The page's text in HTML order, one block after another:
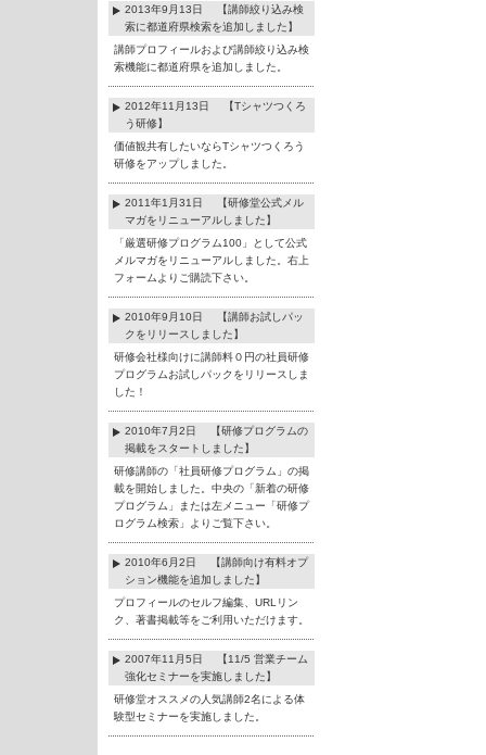
2013年9月13日 【講師絞り込み検
索に都道府県検索を追加しました】
講師プロフィールおよび講師絞り込み検
索機能に都道府県を追加しました。
2012年11月13日 【Tシャツつくろ
う研修】
価値観共有したいならTシャツつくろう
研修をアップしました。
2011年1月31日 【研修堂公式メル
マガをリニューアルしました】
「厳選研修プログラム100」として公式
メルマガをリニューアルしました。右上
フォームよりご購読下さい。
2010年9月10日 【講師お試しパッ
クをリリースしました】
研修会社様向けに講師料０円の社員研修
プログラムお試しパックをリリースしま
した！
2010年7月2日 【研修プログラムの
掲載をスタートしました】
研修講師の「社員研修プログラム」の掲
載を開始しました。中央の「新着の研修
プログラム」または左メニュー「研修プ
ログラム検索」よりご覧下さい。
2010年6月2日 【講師向け有料オプ
ション機能を追加しました】
プロフィールのセルフ編集、URLリン
ク、著書掲載等をご利用いただけます。
2007年11月5日 【11/5 営業チーム
強化セミナーを実施しました】
研修堂オススメの人気講師2名による体
験型セミナーを実施しました。